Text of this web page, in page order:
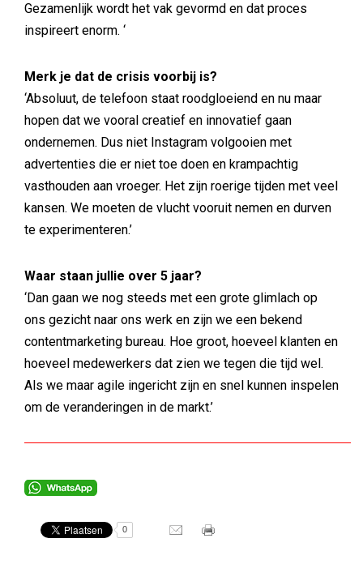
Gezamenlijk wordt het vak gevormd en dat proces
inspireert enorm. ‘
Merk je dat de crisis voorbij is?
‘Absoluut, de telefoon staat roodgloeiend en nu maar
hopen dat we vooral creatief en innovatief gaan
ondernemen. Dus niet Instagram volgooien met
advertenties die er niet toe doen en krampachtig
vasthouden aan vroeger. Het zijn roerige tijden met veel
kansen. We moeten de vlucht vooruit nemen en durven
te experimenteren.’
Waar staan jullie over 5 jaar?
‘Dan gaan we nog steeds met een grote glimlach op
ons gezicht naar ons werk en zijn we een bekend
contentmarketing bureau. Hoe groot, hoeveel klanten en
hoeveel medewerkers dat zien we tegen die tijd wel.
Als we maar agile ingericht zijn en snel kunnen inspelen
om de veranderingen in de markt.’
0